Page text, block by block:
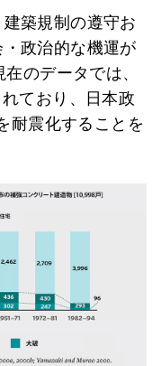
築規制の遵守お
政治的な機運が
のデータでは、
ており、日本政
耐震化することを